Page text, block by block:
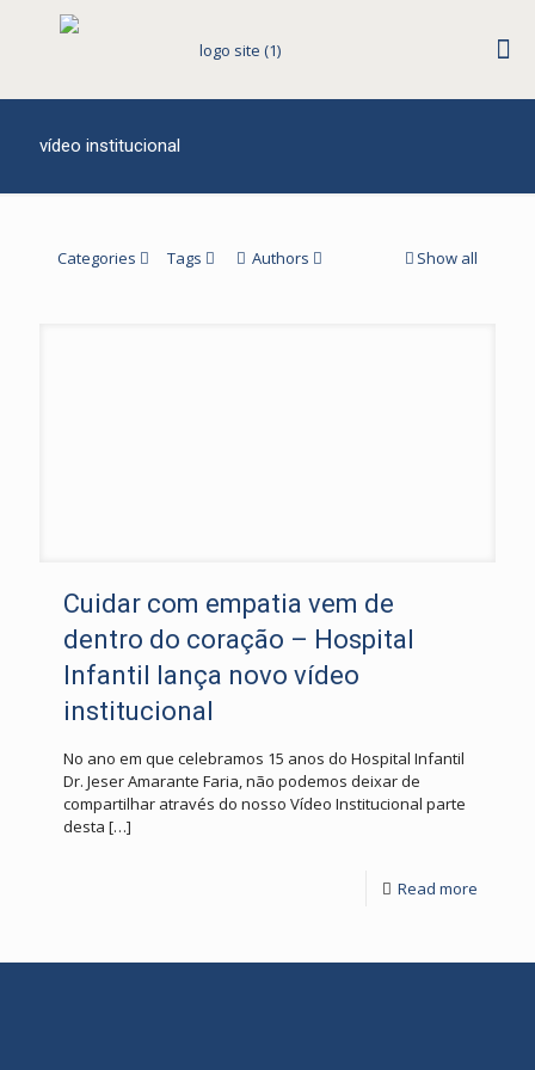
vídeo institucional
Categories Tags Authors Show all
Cuidar com empatia vem de
dentro do coração – Hospital
Infantil lança novo vídeo
institucional
No ano em que celebramos 15 anos do Hospital Infantil
Dr. Jeser Amarante Faria, não podemos deixar de
compartilhar através do nosso Vídeo Institucional parte
desta […]
Read more